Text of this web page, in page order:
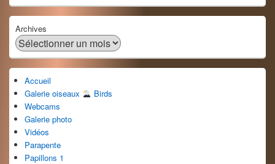
Archives
Accueil
Galerie oiseaux
Birds
Webcams
Galerie photo
Vidéos
Parapente
Papillons 1